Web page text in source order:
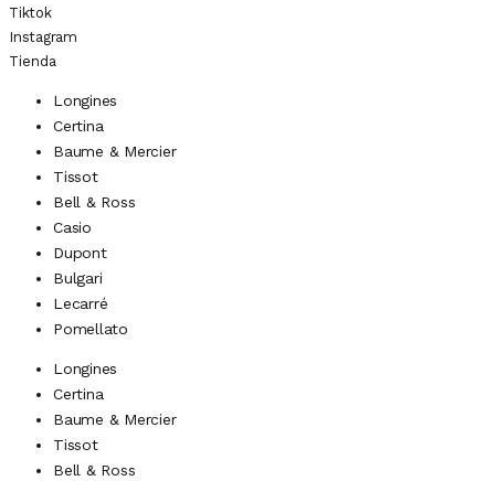
Tiktok
Instagram
Tienda
Longines
Certina
Baume & Mercier
Tissot
Bell & Ross
Casio
Dupont
Bulgari
Lecarré
Pomellato
Longines
Certina
Baume & Mercier
Tissot
Bell & Ross